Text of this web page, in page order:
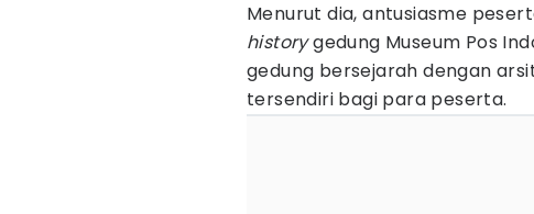
Menurut dia, antusiasme
historygedung Museum Pos
gedung bersejarah dengan
tersendiri bagi para peserta.